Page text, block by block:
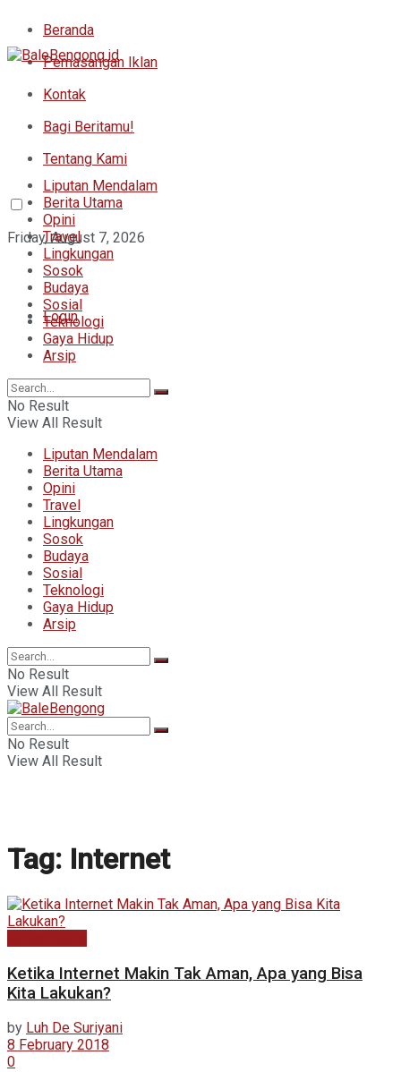
Beranda
Pemasangan Iklan
Kontak
Bagi Beritamu!
Tentang Kami
Friday, August 7, 2026
Login
Liputan Mendalam
Berita Utama
Opini
Travel
Lingkungan
Sosok
Budaya
Sosial
Teknologi
Gaya Hidup
Arsip
No Result
View All Result
Liputan Mendalam
Berita Utama
Opini
Travel
Lingkungan
Sosok
Budaya
Sosial
Teknologi
Gaya Hidup
Arsip
No Result
View All Result
No Result
View All Result
Tag: Internet
Ketika Internet Makin Tak Aman, Apa yang Bisa
Kita Lakukan?
by Luh De Suriyani
8 February 2018
0